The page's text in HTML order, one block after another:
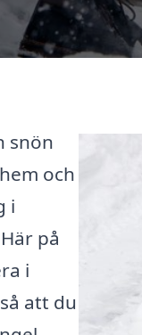
snön
och
i
på
i
att du